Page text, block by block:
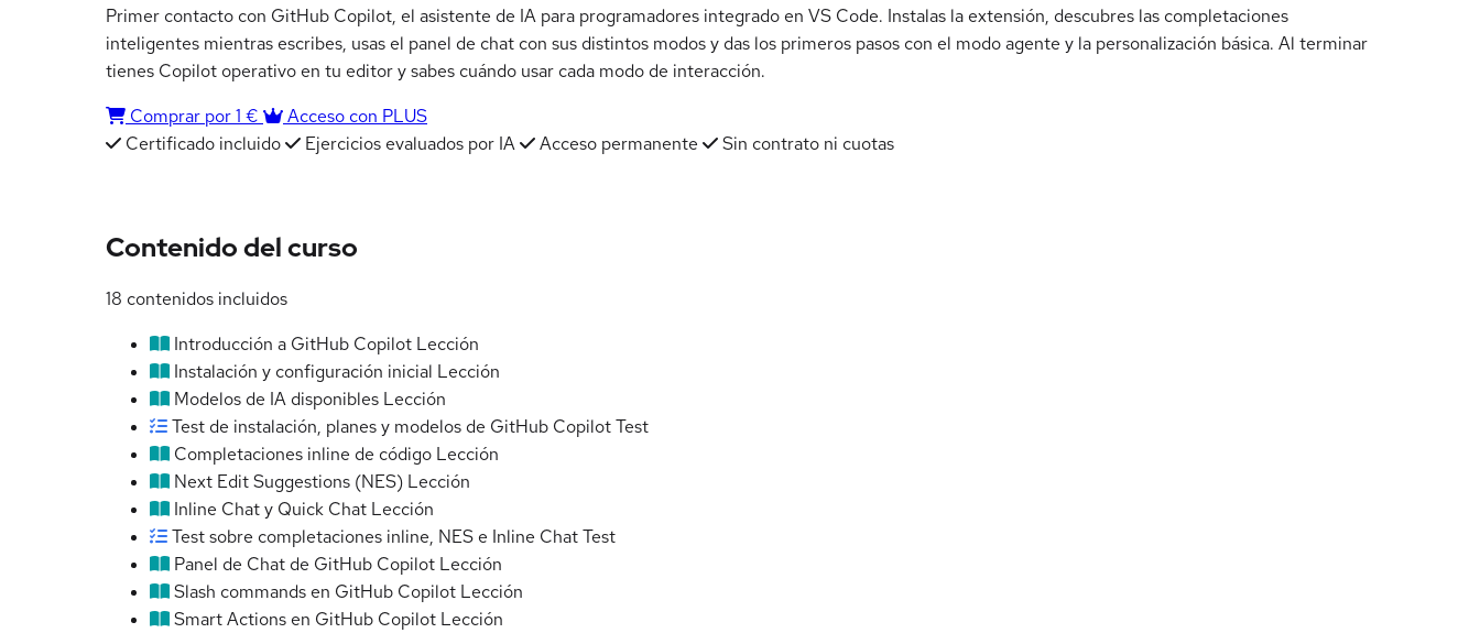
Primer contacto con GitHub Copilot, el asistente de IA para programadores integrado en VS Code. Instalas la extensión, descubres las completaciones
inteligentes mientras escribes, usas el panel de chat con sus distintos modos y das los primeros pasos con el modo agente y la personalización básica. Al terminar
tienes Copilot operativo en tu editor y sabes cuándo usar cada modo de interacción.
Comprar por 1 €
Acceso con PLUS
Certificado incluido
Ejercicios evaluados por IA Acceso permanente Sin contrato ni cuotas
Contenido del curso
18 contenidos incluidos
Introducción a GitHub Copilot Lección
Instalación y configuración inicial Lección
Modelos de IA disponibles Lección
Test de instalación, planes y modelos de GitHub CopilotTest
Completaciones inline de código Lección
Next Edit Suggestions (NES) Lección
Inline Chat y Quick Chat Lección
Test sobre completaciones inline, NES e Inline ChatTest
Panel de Chat de GitHub Copilot Lección
Slash commands en GitHub Copilot Lección
Smart Actions en GitHub Copilot Lección